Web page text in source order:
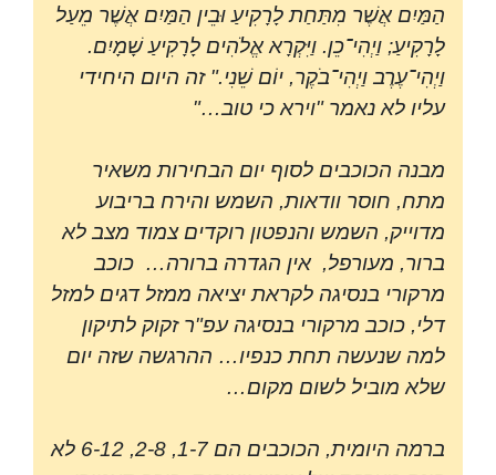
הַמַּיִם אֲשֶׁר מִתַּחַת לָרָקִיעַ וּבֵין הַמַּיִם אֲשֶׁר מֵעַל
לָרָקִיעַ; וַיְהִי־כֵן. וַיִּקְרָא אֱלֹהִים לָרָקִיעַ שָׁמָיִם.
וַיְהִי־עֶרֶב וַיְהִי־בֹקֶר, יוֹם שֵׁנִי." זה היום היחידי
עליו לא נאמר "וירא כי טוב…"
מבנה הכוכבים לסוף יום הבחירות משאיר
מתח, חוסר וודאות, השמש והירח בריבוע
מדוייק, השמש והנפטון רוקדים צמוד מצב לא
ברור, מעורפל, אין הגדרה ברורה… כוכב
מרקורי בנסיגה לקראת יציאה ממזל דגים למזל
דלי, כוכב מרקורי בנסיגה עפ"ר זקוק לתיקון
למה שנעשה תחת כנפיו… ההרגשה שזה יום
שלא מוביל לשום מקום…
ברמה היומית, הכוכבים הם 1-7, 2-8, 6-12 לא